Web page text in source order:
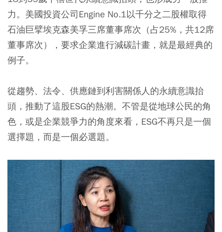
力。美國投資公司Engine No.1以千分之二股權取得
石油巨擘埃克森美孚三席董事席次（占25%，共12席
董事席次），要求企業進行減碳計畫，就是最經典的
例子。
從趨勢、法令、供應鏈到利害關係人的永續意識抬
頭，推動了這股ESG的熱潮。不管是從地球公民的角
色，或是企業競爭力的角度來看，ESG不再只是一個
選擇題，而是一個必選題。